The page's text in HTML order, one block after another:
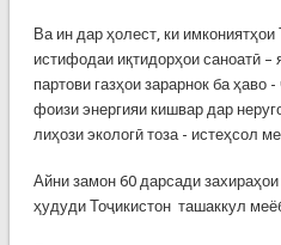
Ва ин дар ҳолест, ки имкониятҳои
истифодаи иқтидорҳои саноатӣ –
партови газҳои зарарнок ба ҳаво
фоизи энергияи кишвар дар
лиҳози экологӣ тоза - истеҳсол
Айни замон 60 дарсади
ҳудуди Тоҷикистон ташаккул